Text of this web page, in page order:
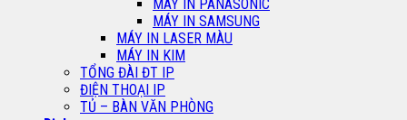
MÁY IN PANASONIC
MÁY IN SAMSUNG
MÁY IN LASER MÀU
MÁY IN KIM
TỔNG ĐÀI ĐT IP
ĐIỆN THOẠI IP
TỦ – BÀN VĂN PHÒNG